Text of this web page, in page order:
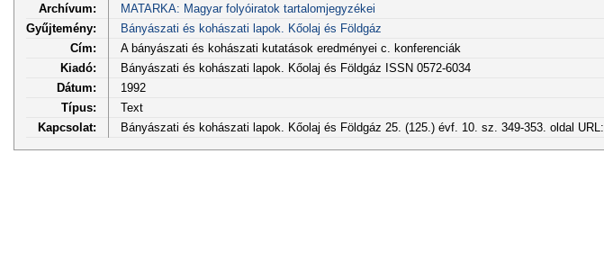
Archívum:
MATARKA: Magyar folyóiratok tartalomjegyzékei
Gyűjtemény:
Bányászati és kohászati lapok. Kőolaj és Földgáz
Cím:
A bányászati és kohászati kutatások eredményei c. konferenciák
Kiadó:
Bányászati és kohászati lapok. Kőolaj és Földgáz ISSN 0572-6034
Dátum:
1992
Típus:
Text
Kapcsolat:
Bányászati és kohászati lapok. Kőolaj és Földgáz 25. (125.) évf. 10. sz. 349-353. oldal URL: